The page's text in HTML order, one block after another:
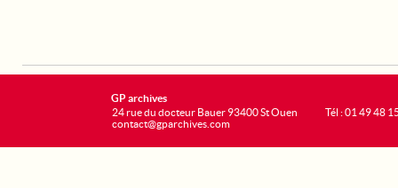
GP archives
24 rue du docteur Bauer 93400 St Ouen
contact@gparchives.com
Tél : 01 49 48